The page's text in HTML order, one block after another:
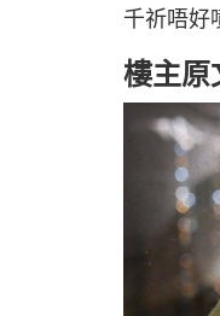
千祈唔好
樓主原